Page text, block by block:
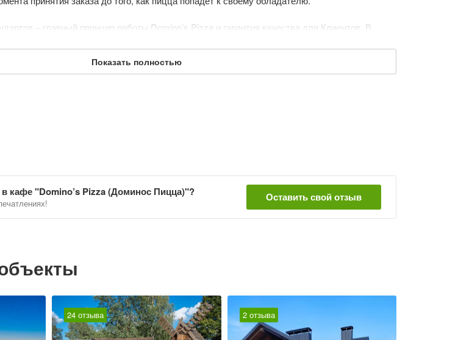
– главный принцип работы Domino’s Pizza и гарантия качества для Клиентов. В
Благодаря кукурузной муке, пицца имеет хрустящие золотистые бортики.
Показать полностью
кафе "Domino’s Pizza (Доминос Пицца)"? Оставить свой отзыв
24 отзыва 2 отзыва